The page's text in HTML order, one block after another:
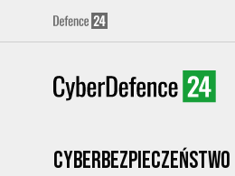
Cyberbezpieczeństwo